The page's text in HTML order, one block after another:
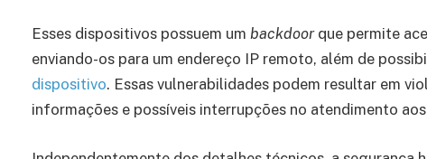
Esses dispositivos possuem um backdoorque permite
enviando-os para um endereço IP remoto, além de
dispositivo. Essas vulnerabilidades podem resultar em
informações e possíveis interrupções no atendimento